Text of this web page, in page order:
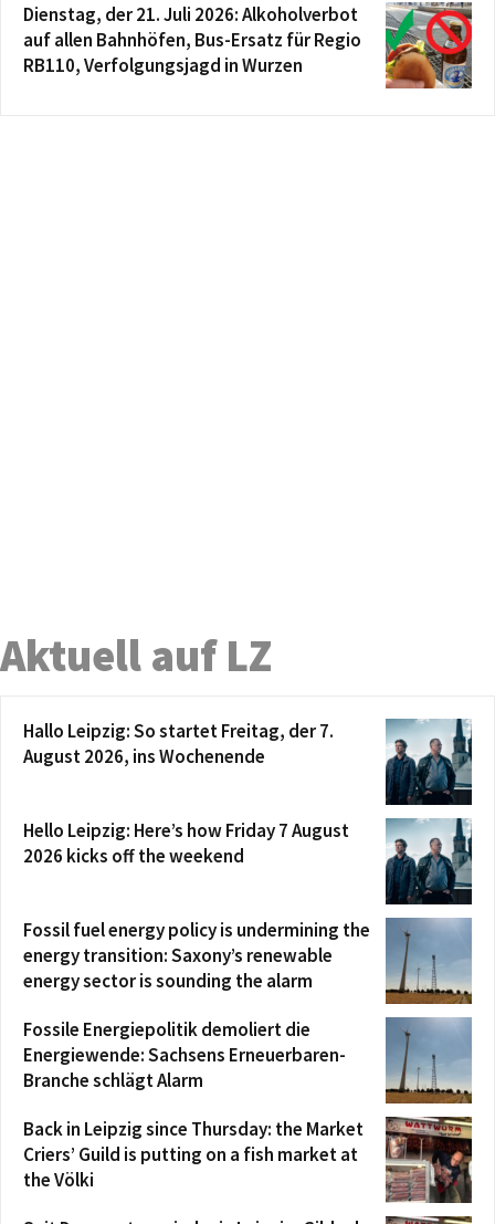
Dienstag, der 21. Juli 2026: Alkoholverbot
auf allen Bahnhöfen, Bus-Ersatz für Regio
RB110, Verfolgungsjagd in Wurzen
Aktuell auf LZ
Hallo Leipzig: So startet Freitag, der 7.
August 2026, ins Wochenende
Hello Leipzig: Here’s how Friday 7 August
2026 kicks off the weekend
Fossil fuel energy policy is undermining the
energy transition: Saxony’s renewable
energy sector is sounding the alarm
Fossile Energiepolitik demoliert die
Energiewende: Sachsens Erneuerbaren-
Branche schlägt Alarm
Back in Leipzig since Thursday: the Market
Criers’ Guild is putting on a fish market at
the Völki